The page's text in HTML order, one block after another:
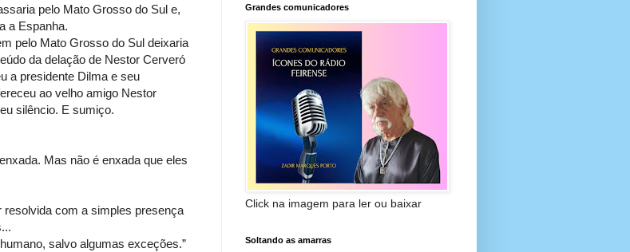
pelo Mato Grosso do Sul e,
a Espanha.
pelo Mato Grosso do Sul deixaria
da delação de Nestor Cerveró
a presidente Dilma e seu
ao velho amigo Nestor
silêncio. E sumiço.
Mas não é enxada que eles
resolvida com a simples presença
salvo algumas exceções.”
Grandes comunicadores
Click na imagem para ler ou baixar
Soltando as amarras